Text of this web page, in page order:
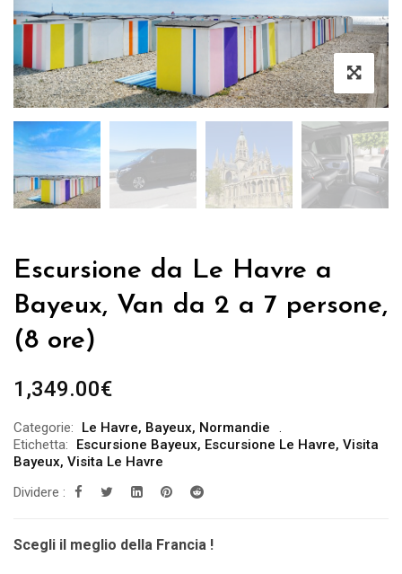
Escursione da Le Havre a
Bayeux, Van da 2 a 7 persone,
(8 ore)
1,349.00€
Categorie: Le Havre, Bayeux, Normandie
Etichetta:
Escursione Bayeux, Escursione Le Havre, Visita
Bayeux, Visita Le Havre
Dividere :
Scegli il meglio della Francia !